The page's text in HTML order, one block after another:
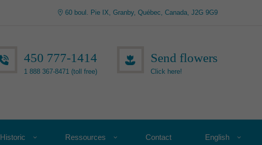
60 boul. Pie IX, Granby, Québec, Canada, J2G 9G9
450 777-1414
1 888 367-8471 (toll free)
Send flowers
Click here!
Historic Ressources Contact English